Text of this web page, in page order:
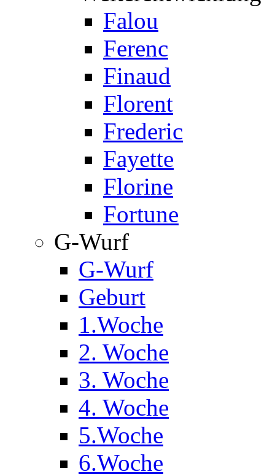
Falou
Ferenc
Finaud
Florent
Frederic
Fayette
Florine
Fortune
G-Wurf
G-Wurf
Geburt
1.Woche
2. Woche
3. Woche
4. Woche
5.Woche
6.Woche